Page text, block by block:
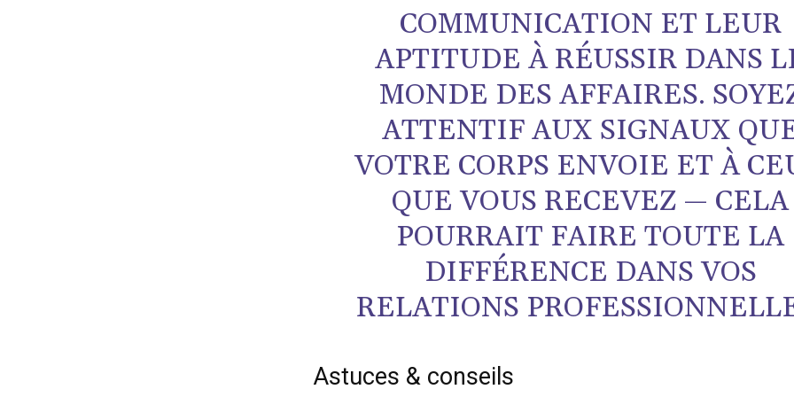
COMMUNICATION ET LEUR
APTITUDE À RÉUSSIR DANS
MONDE DES AFFAIRES.
ATTENTIF AUX SIGNAUX
VOTRE CORPS ENVOIE ET À
QUE VOUS RECEVEZ — CELA
POURRAIT FAIRE TOUTE LA
DIFFÉRENCE DANS VOS
RELATIONS
Astuces & conseils